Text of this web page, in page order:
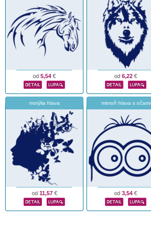
od 5,54 € od 6,22 €
motýlia hlava
od 11,57€
mimoň hlava s očami
od 3,54 €